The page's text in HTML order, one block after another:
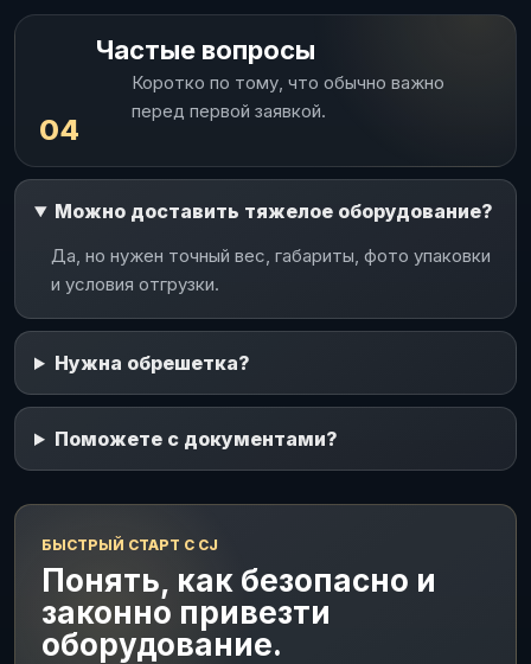
04
Частые вопросы
Коротко по тому, что обычно важно
перед первой заявкой.
Можно доставить тяжелое оборудование?
Да, но нужен точный вес, габариты, фото упаковки
и условия отгрузки.
Нужна обрешетка?
Поможете с документами?
БЫСТРЫЙ СТАРТ С CJ
Понять, как безопасно и
законно привезти
оборудование.